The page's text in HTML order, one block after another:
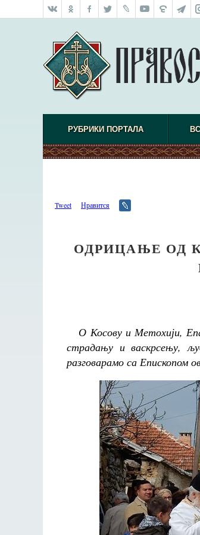
РУБРИКИ ПОРТАЛА
Tweet Нравится
ОДРИЦАЊЕ ОД
О Косову и Метохији,
страдању и васкрсењу,
разговарамо са Епископом